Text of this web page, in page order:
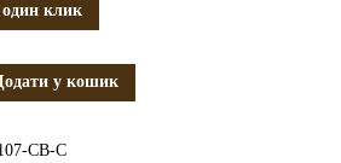
клик
у кошик
СВ-С